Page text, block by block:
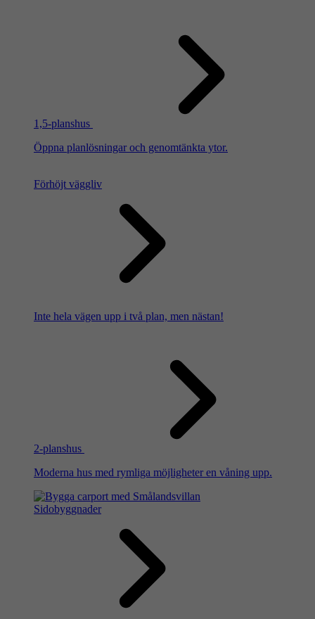
1,5-planshus
Öppna planlösningar och genomtänkta ytor.
Förhöjt väggliv
Inte hela vägen upp i två plan, men nästan!
2-planshus
Moderna hus med rymliga möjligheter en våning upp.
Sidobyggnader